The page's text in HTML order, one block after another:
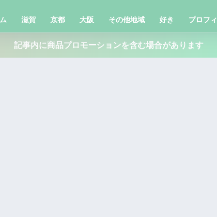
滋賀 京都 大阪 その他地域 好き プロフ
記事内に商品プロモーションを含む場合があります